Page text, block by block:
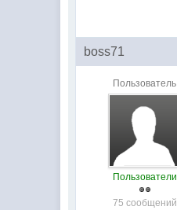
boss71
Пользователь
Пользователи
75 сообщений